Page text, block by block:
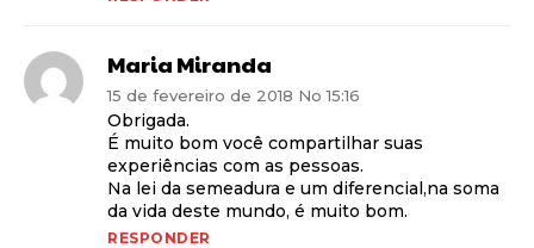
Maria Miranda
15 de fevereiro de 2018 No 15:16
Obrigada.
É muito bom você compartilhar suas
experiências com as pessoas.
Na lei da semeadura e um diferencial,na soma
da vida deste mundo, é muito bom.
RESPONDER